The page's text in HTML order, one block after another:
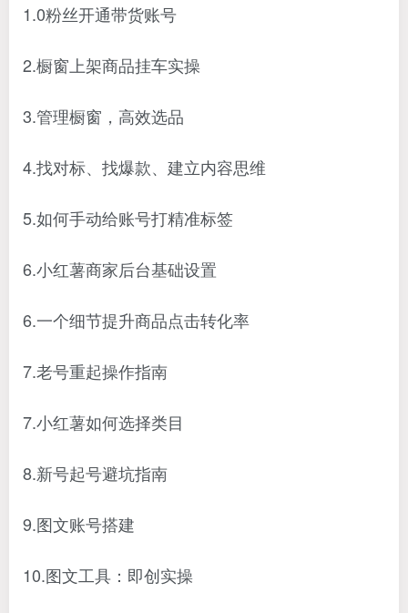
1.0粉丝开通带货账号
2.橱窗上架商品挂车实操
3.管理橱窗，高效选品
4.找对标、找爆款、建立内容思维
5.如何手动给账号打精准标签
6.小红薯商家后台基础设置
6.一个细节提升商品点击转化率
7.老号重起操作指南
7.小红薯如何选择类目
8.新号起号避坑指南
9.图文账号搭建
10.图文工具：即创实操